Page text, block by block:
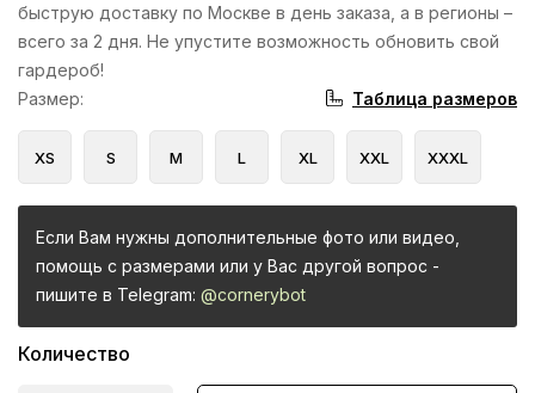
быструю доставку по Москве в день заказа, а в регионы –
всего за 2 дня. Не упустите возможность обновить свой
гардероб!
Размер: Таблица размеров
XS S M L XL XXL XXXL
Если Вам нужны дополнительные фото или видео,
помощь с размерами или у Вас другой вопрос -
пишите в Telegram: @cornerybot
Количество